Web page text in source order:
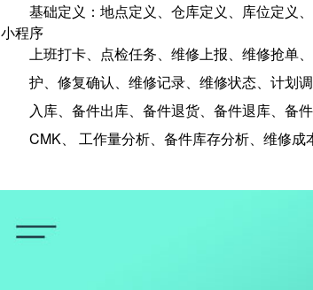
基础定义：地点定义、仓库定义、库位定义
小程序
上班打卡、点检任务、维修上报、维修抢单
护、修复确认、维修记录、维修状态、计划
入库、备件出库、备件退货、备件退库、备
CMK、 工作量分析、备件库存分析、维修成